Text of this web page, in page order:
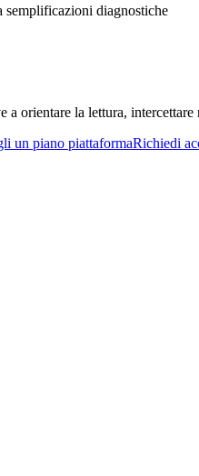
semplificazioni diagnostiche
orientare la lettura,
un piano piattaformaRichiedi